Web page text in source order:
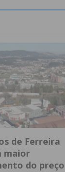
de Ferreira
maior
do preço